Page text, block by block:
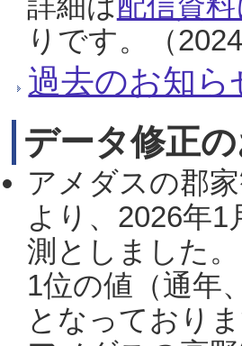
りです。（
過去のお知ら
データ修正
アメダスの郡
より、2026年
測としました
1位の値（通年
となっており